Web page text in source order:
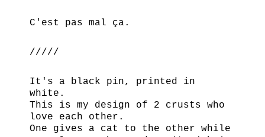
C'est pas mal ça.
/////
It's a black pin, printed in
white.
This is my design of 2 crusts who
love each other.
One gives a cat to the other while